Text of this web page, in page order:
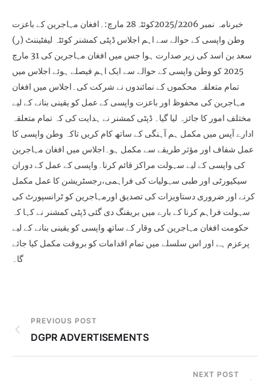
خبرنامہ نمبر 2025/2206کوئٹہ28 مارچ:۔افغان مہاجرین کے باعزت
وطن واپسی کے حوالے سے اہم اجلاس ڈپٹی کمشنر کوئٹہ لیفٹیننٹ (ر)
سعد بن اسد کی زیر صدارت ہوا جس میں افغان مہاجرین کی 31 مارچ
2025 کو وطن واپسی کے حوالے سے ایک اہم فیصلے ہوئے اجلاس میں
تمام متعلقہ محکموں کے نمائندوں نے شرکت کی۔اجلاس میں افغان
مہاجرین کی محفوظ اور باعزت واپسی کے عمل کو یقینی بنانے کے لیے
مختلف امور کا جائزہ لیا گیا۔ ڈپٹی کمشنر نے ہدایت کی کہ تمام متعلقہ
ادارے آپس میں مکمل ہم آہنگی کے ساتھ کام کریں تاکہ وطن واپسی کا
عمل شفاف اور مؤثر طریقے سے مکمل ہو۔اجلاس میں افغان مہاجرین
کی واپسی کے لیے سہولت مراکز قائم کرنا۔واپسی کے عمل کے دوران
سیکیورٹی اور طبی سہولیات کی فراہمی،رجسٹریشن کا عمل مکمل
کرنے اور ضروری دستاویزات کی تصدیق اورمہاجرین کو ٹرانسپورٹ کی
سہولت فراہم کرنا کے بارے میں بریفنگ دی گئی ڈپٹی کمشنر نے کہا کہ
حکومت افغان مہاجرین کی وقار کے ساتھ واپسی کو یقینی بنانے کے لیے
پرعزم ہے اور اس سلسلے میں تمام اقدامات کو بروقت مکمل کیا جائے
گا۔
PREVIOUS POST
DGPR ADVERTISEMENTS
NEXT POST